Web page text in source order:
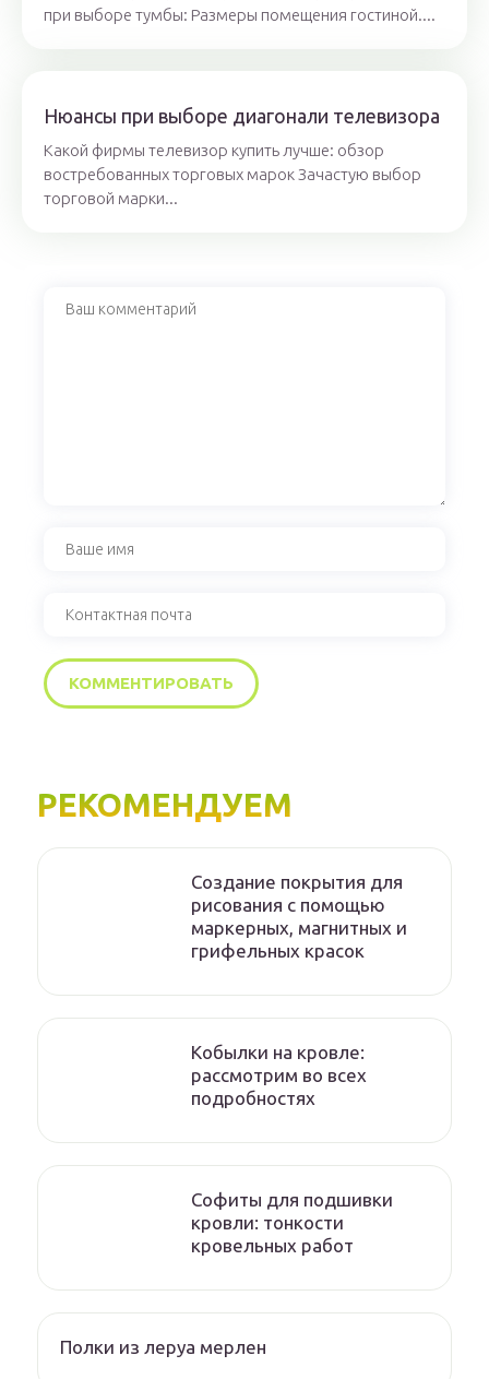
при выборе тумбы: Размеры помещения гостиной....
Нюансы при выборе диагонали телевизора
Какой фирмы телевизор купить лучше: обзор
востребованных торговых марок Зачастую выбор
торговой марки...
РЕКОМЕНДУЕМ
Создание покрытия для
рисования с помощью
маркерных, магнитных и
грифельных красок
Кобылки на кровле:
рассмотрим во всех
подробностях
Софиты для подшивки
кровли: тонкости
кровельных работ
Полки из леруа мерлен